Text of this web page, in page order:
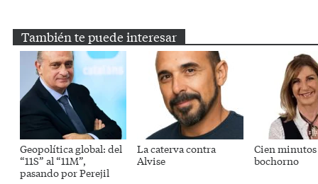
También te puede interesar
Geopolítica global: del
“11S” al “11M”,
pasando por Perejil
La caterva contra
Alvise
Cien minutos
bochorno